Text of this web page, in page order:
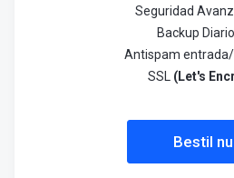
Seguridad
Backup Diario
Antispam
SSL (Let's
Bestil nu